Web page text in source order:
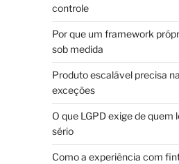
controle
Por que um framework
sob medida
Produto escalável precisa
exceções
O que LGPD exige de quem
sério
Como a experiência com